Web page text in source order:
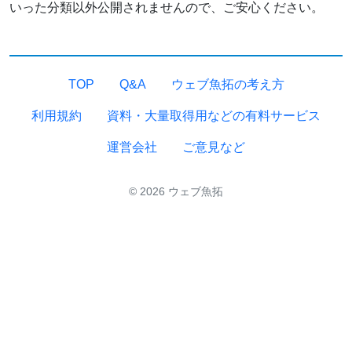
いった分類以外公開されませんので、ご安心ください。
TOP Q&A ウェブ魚拓の考え方
利用規約 資料・大量取得用などの有料サービス
運営会社 ご意見など
© 2026 ウェブ魚拓